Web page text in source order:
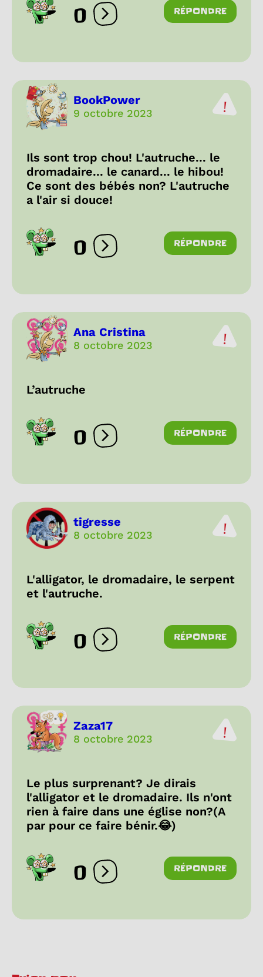
0 Ouvrir les réactions
RÉPONDRE
BookPower
9 octobre 2023
Ils sont trop chou! L'autruche... le
dromadaire... le canard... le hibou!
Ce sont des bébés non? L'autruche
a l'air si douce!
0 Ouvrir les réactions
RÉPONDRE
Ana Cristina
8 octobre 2023
L’autruche
0 Ouvrir les réactions
RÉPONDRE
tigresse
8 octobre 2023
L'alligator, le dromadaire, le serpent
et l'autruche.
0 Ouvrir les réactions
RÉPONDRE
Zaza17
8 octobre 2023
Le plus surprenant? Je dirais
l'alligator et le dromadaire. Ils n'ont
rien à faire dans une église non?(A
par pour ce faire bénir.😂)
0 Ouvrir les réactions
RÉPONDRE